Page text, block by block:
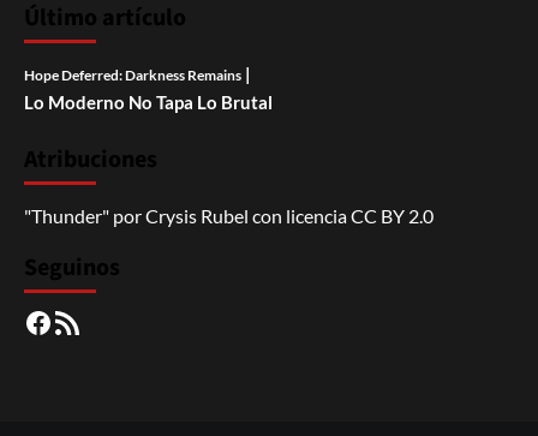
Último artículo
Hope Deferred: Darkness Remains |
Lo Moderno No Tapa Lo Brutal
Atribuciones
"Thunder" porCrysis Rubel con licenciaCC BY 2.0
Seguinos
Facebook
RSS